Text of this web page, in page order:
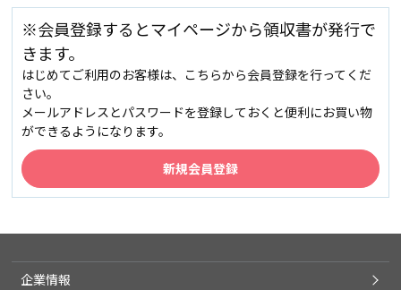
※会員登録するとマイページから領収書が発行で
きます。
はじめてご利用のお客様は、こちらから会員登録を行ってくだ
さい。
メールアドレスとパスワードを登録しておくと便利にお買い物
ができるようになります。
企業情報